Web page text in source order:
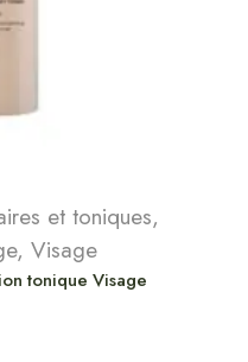
et toniques,
, Visage
tonique Visage